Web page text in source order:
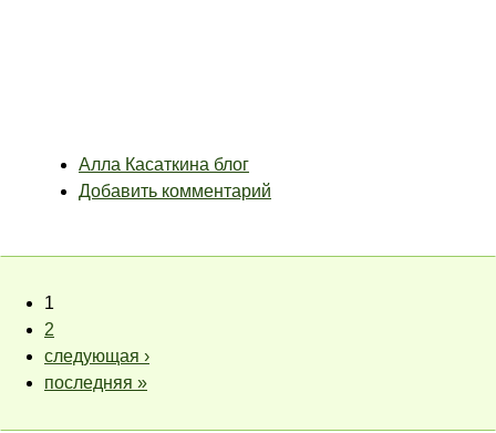
Алла Касаткина блог
Добавить комментарий
1
2
следующая ›
последняя »